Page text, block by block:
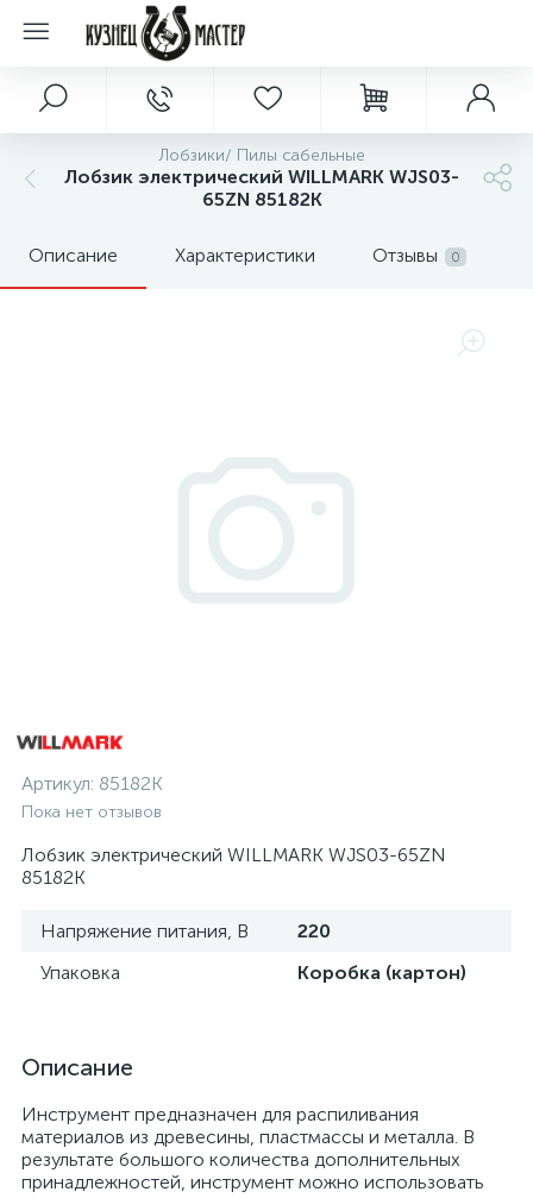
Лобзики/ Пилы сабельные
Лобзик электрический WILLMARK WJS03-
65ZN 85182К
Описание Характеристики Отзывы 0
Артикул: 85182К
Пока нет отзывов
Лобзик электрический WILLMARK WJS03-65ZN
85182К
Напряжение питания, В
220
Упаковка
Коробка (картон)
Описание
Инструмент предназначен для распиливания
материалов из древесины, пластмассы и металла. В
результате большого количества дополнительных
принадлежностей, инструмент можно использовать